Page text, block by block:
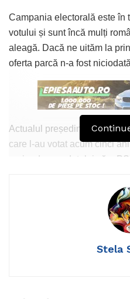
Campania electorală este în
votului și sunt încă mulți
aleagă. Dacă ne uităm la
oferta parcă n-a fost
Actualul președinte
care l-au votat acum cinci
perioada mandatului său.
tocmai s-a făcut de râs
bănoase cu fonduri
Barna. Actorul Mircea
simpatie mergând în alegeri
Stela